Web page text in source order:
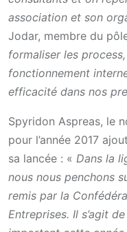
association et son
Jodar, membre du
formaliser les
fonctionnement
efficacité dans nos
Spyridon Aspreas, le
pour l’année 2017
sa lancée : « Dans la
nous nous penchons
remis par la
Entreprises. Il s’agit